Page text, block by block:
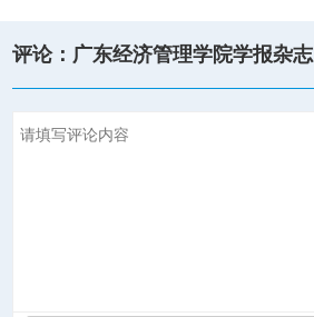
评论：广东经济管理学院学报杂志